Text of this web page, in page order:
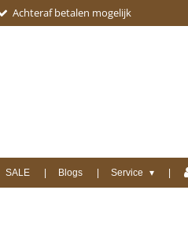
Achteraf betalen mogelijk
SALE Blogs Service